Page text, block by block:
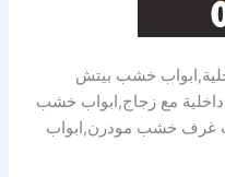
خشب بيتش
مع زجاج,ابواب خشب
غرف خشب مودرن,ابواب